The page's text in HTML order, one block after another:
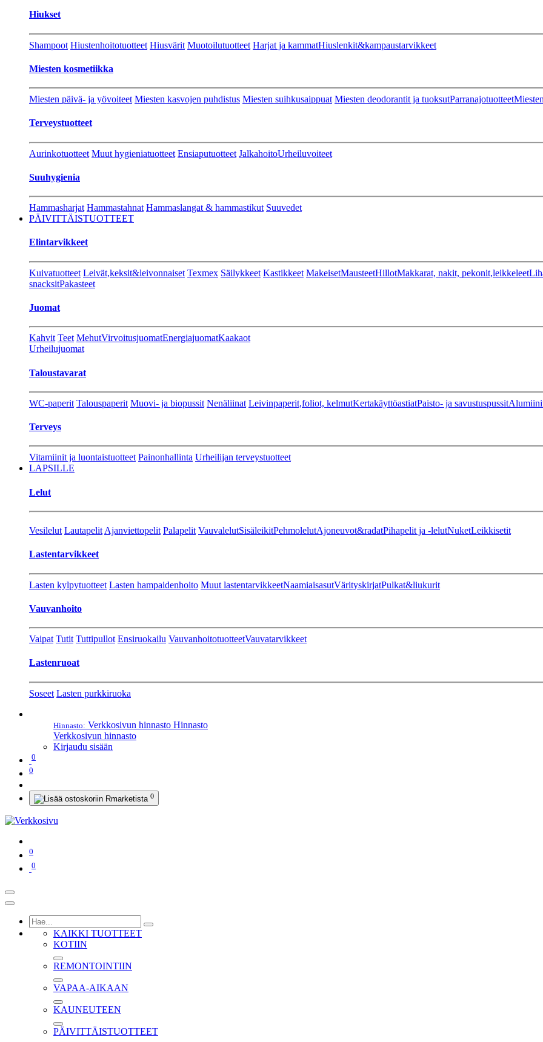
Hiukset
Shampoot Hiustenhoitotuotteet Hiusvärit Muotoilutuotteet Harjat ja kammatHiuslenkit&kampaustarvikkeet
Miesten kosmetiikka
Miesten päivä- ja yövoiteet Miesten kasvojen puhdistus Miesten suihkusaippuat Miesten deodorantit ja tuoksutParranajotuotteet
Terveystuotteet
Aurinkotuotteet Muut hygieniatuotteet Ensiaputuotteet JalkahoitoUrheiluvoiteet
Suuhygienia
Hammasharjat Hammastahnat Hammaslangat & hammastikut Suuvedet
PÄIVITTÄISTUOTTEET
Elintarvikkeet
Kuivatuotteet Leivät,keksit&leivonnaiset Texmex Säilykkeet Kastikkeet MakeisetMausteetHillotMakkarat, nakit, pekonit,leikkeleet
snacksitPakasteet
Juomat
Kahvit Teet MehutVirvoitusjuomatEnergiajuomatKaakaot
Urheilujuomat
Taloustavarat
WC-paperit Talouspaperit Muovi- ja biopussit Nenäliinat Leivinpaperit,foliot, kelmutKertakäyttöastiatPaisto- ja savustuspussit
Terveys
Vitamiinit ja luontaistuotteet Painonhallinta Urheilijan terveystuotteet
LAPSILLE
Lelut
Vesilelut Lautapelit Ajanviettopelit Palapelit VauvalelutSisäleikitPehmolelutAjoneuvot&radatPihapelit ja -lelutNuketLeikkisetit
Lastentarvikkeet
Lasten kylpytuotteet Lasten hampaidenhoito Muut lastentarvikkeetNaamiaisasutVärityskirjatPulkat&liukurit
Vauvanhoito
Vaipat Tutit Tuttipullot Ensiruokailu VauvanhoitotuotteetVauvatarvikkeet
Lastenruoat
Soseet Lasten purkkiruoka
Hinnasto: Verkkosivun hinnasto Hinnasto
Verkkosivun hinnasto
Kirjaudu sisään
0
0
0
0
0
KAIKKI TUOTTEET
KOTIIN
REMONTOINTIIN
VAPAA-AIKAAN
KAUNEUTEEN
PÄIVITTÄISTUOTTEET